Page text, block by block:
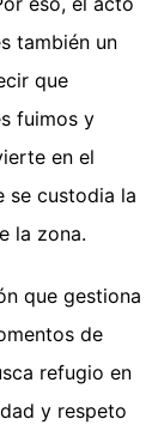
también un
que
fuimos y
en el
se custodia la
la zona.
que gestiona
de
refugio en
y respeto